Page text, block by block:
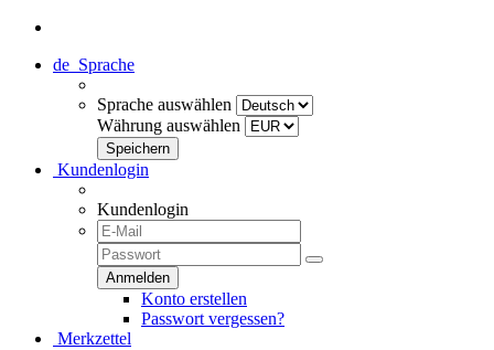
de Sprache
Sprache auswählen
Währung auswählen
Kundenlogin
Kundenlogin
Konto erstellen
Passwort vergessen?
Merkzettel